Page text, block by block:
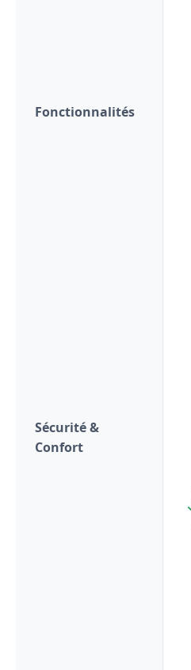
Fonctionnalités
Sécurité &
Confort